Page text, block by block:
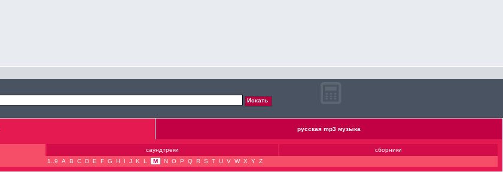
русская mp3 музыка
саундтреки
сборники
1..9
A B C D E F G H I J K L M N O P Q R S T U V W X Y Z